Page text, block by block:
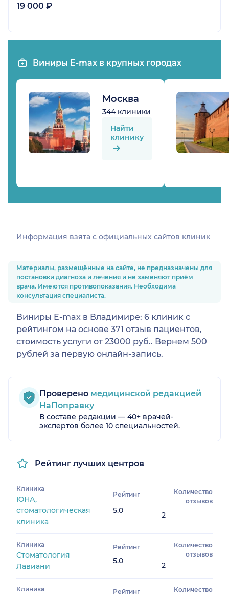
19 000 ₽
Виниры E-max в крупных городах
Москва
344 клиники
Найти
клинику
Информация взята c официальных сайтов клиник
Материалы, размещённые на сайте, не предназначены для
постановки диагноза и лечения и не заменяют приём
врача. Имеются противопоказания. Необходима
консультация специалиста.
Виниры E-max в Владимире: 6 клиник с
рейтингом на основе 371 отзыв пациентов,
стоимость услуги от 23000 руб.. Вернем 500
рублей за первую онлайн-запись.
Проверено медицинской редакцией
НаПоправку
В составе редакции — 40+ врачей-
экспертов более 10 специальностей.
Рейтинг лучших центров
Клиника
ЮНА,
стоматологическая
клиника
Рейтинг
5.0
Количество
отзывов
2
Клиника
Стоматология
Лавиани
Рейтинг
5.0
Количество
отзывов
2
Клиника Рейтинг
Количество